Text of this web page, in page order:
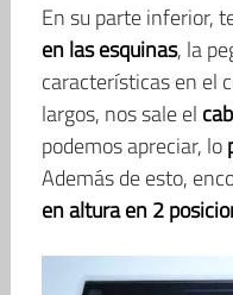
En su parte inferior,
en las esquinas, la
características en el
largos, nos sale el
podemos apreciar, lo
Además de esto,
en altura en 2